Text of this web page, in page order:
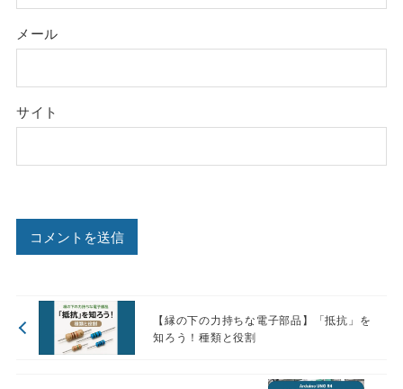
メール
サイト
【縁の下の力持ちな電子部品】「抵抗」を
知ろう！種類と役割